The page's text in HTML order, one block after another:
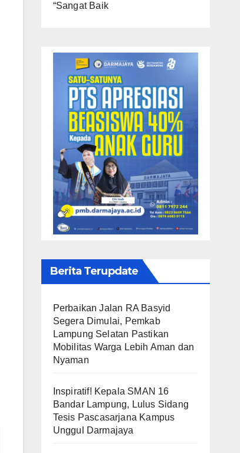
“Sangat Baik
Berita Terupdate
Perbaikan Jalan RA Basyid
Segera Dimulai, Pemkab
Lampung Selatan Pastikan
Mobilitas Warga Lebih Aman dan
Nyaman
Inspiratif! Kepala SMAN 16
Bandar Lampung, Lulus Sidang
Tesis Pascasarjana Kampus
Unggul Darmajaya